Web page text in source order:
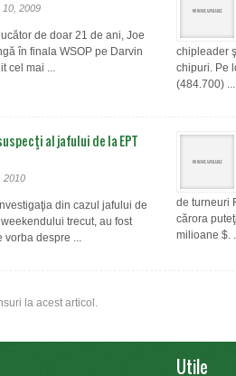
10, 2009
de doar 21 de ani, Joe
în finala WSOP pe Darvin
cel mai ...
chipleader
chipuri. Pe
(484.700) ...
al jafului de la EPT
2010
din cazul jafului de
trecut, au fost
vorba despre ...
de turneuri
cărora
milioane $.
la acest articol.
Utile